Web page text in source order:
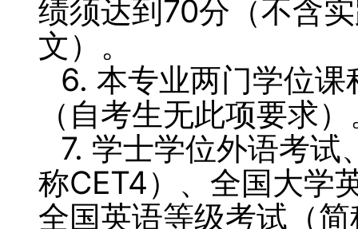
绩须达到70分（不含
文）。
6. 本专业两门学位
（自考生无此项要求
7. 学士学位外语考试
称CET4）、全国大学
全国英语等级考试（